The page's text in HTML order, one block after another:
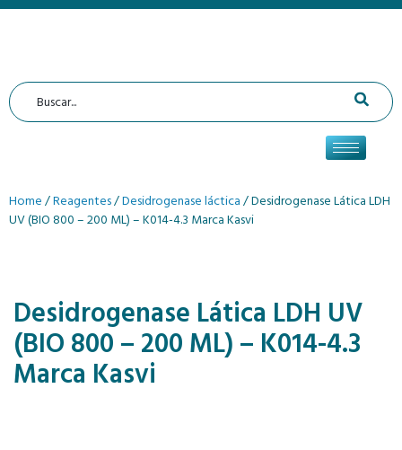
Home/Reagentes/Desidrogenase láctica/ Desidrogenase Lática LDH
UV (BIO 800 – 200 ML) – K014-4.3 Marca Kasvi
Desidrogenase Lática LDH UV
(BIO 800 – 200 ML) – K014-4.3
Marca Kasvi